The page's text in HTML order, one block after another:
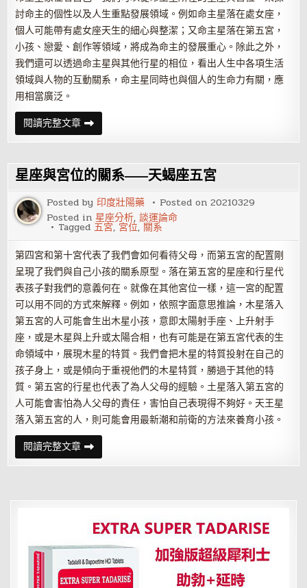
討命主的個性以及人生重點發展領域。例如命主星落在處女座，
個人可能帶有處女座天生的細心與整潔；又命主星落在第五宮，
小孩、戀愛、創作等領域，將成為命主的發展重心。除此之外，
我們還可以透過命主星與其他行星的相位，看出人生中各項生活
領域與人物的互動關系，命主星同時也與個人的生命力有關，應
用相當廣泛。
閱讀完整文章通
過
星
中
的
命
主
星
了
解
真
實
的
自
己
星座與宮位的關系——天蝎座五宮
Posted by 印度壯陽藥 Posted on20210329
Posted in 星座分析,談運論命
Tagged五宮, 宮位, 關系
第四宮和第十宮代表了我們會如何看待父母，而第五宮的配置剛
呈現了我們與自己小孩的關系原型。落在第五宮的星座和行星代
表孩子對我們的意義何在。就像在其他宮位一樣，這一宮的配置
可以用不同的方式來解釋。例如，依照字面意思推論，木星落入
第五宮的人可能會生出木星小孩，意即太陽射手座、上升射手
座，或是木星與上升或太陽合相，也有可能是在第五宮代表的生
命領域中，展現木星的特質。我們會把木星的特質投射在自己的
孩子身上，或是傾向于重視他們的木星特質，勝過于其他的特
質。第五宮的行星也代表了為人父母的經驗。土星落入第五宮的
人可能會害怕為人父母的責任，害怕自己表現得不夠好。天王星
落入第五宮的人，則可能會用最新潮和前衛的方法來養育小孩。
閱讀完整文章星
座
與
關
——
天
蝎
座
五
宮